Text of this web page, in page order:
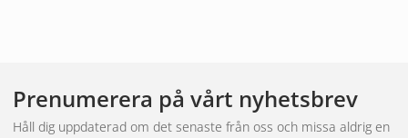
Prenumerera på vårt nyhetsbrev
Håll dig uppdaterad om det senaste från oss och missa aldrig en